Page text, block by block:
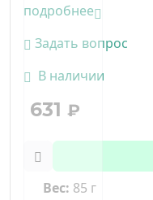
подробнее
Задать вопрос
В наличии
631 ₽
Вес: 85 г